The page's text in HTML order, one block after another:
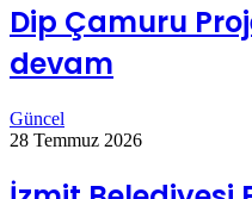
Dip Çamuru
devam
Güncel
28 Temmuz 2026